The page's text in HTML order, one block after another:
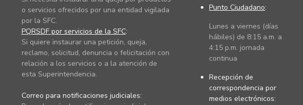
o servicios ofrecidos por una entidad vigilada
por la SFC.
PQRSDF por servicios de la SFC:
Si quiere instaurar una petición, queja,
reclamo, solicitud, denuncia o felicitación con
relación a los servicios o a la atención de
esta Superintendencia.
Correo para notificaciones judiciales:
Punto Ciudadano:
Lunes a viernes (días
hábiles) de 8:15 a.m. a
4:15 p.m. jornada
continua
Recepción de
correspondencia por
medios electrónicos: